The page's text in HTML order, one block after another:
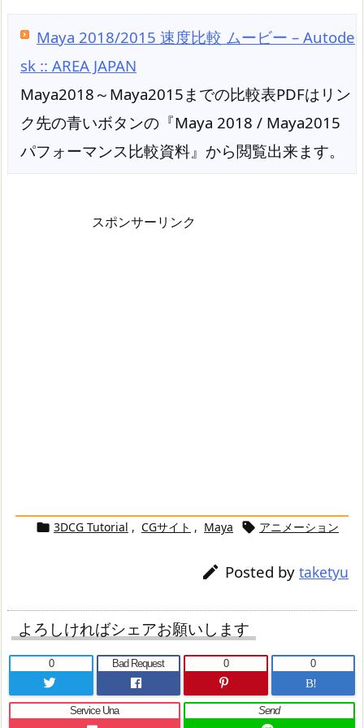
Maya 2018/2015 速度比較 ムービー – Autode
sk :: AREA JAPAN
Maya2018～Maya2015までの比較表PDFはリン
ク先の青いボタンの『Maya 2018 / Maya2015
パフォーマンス比較資料』から閲覧出来ます。
スポンサーリンク
 3DCG Tutorial , CGサイト , Maya  アニメーション
 Posted by taketyu
よろしければシェアお願いします
0 Bad Request
0
B!
0
Service Una Send